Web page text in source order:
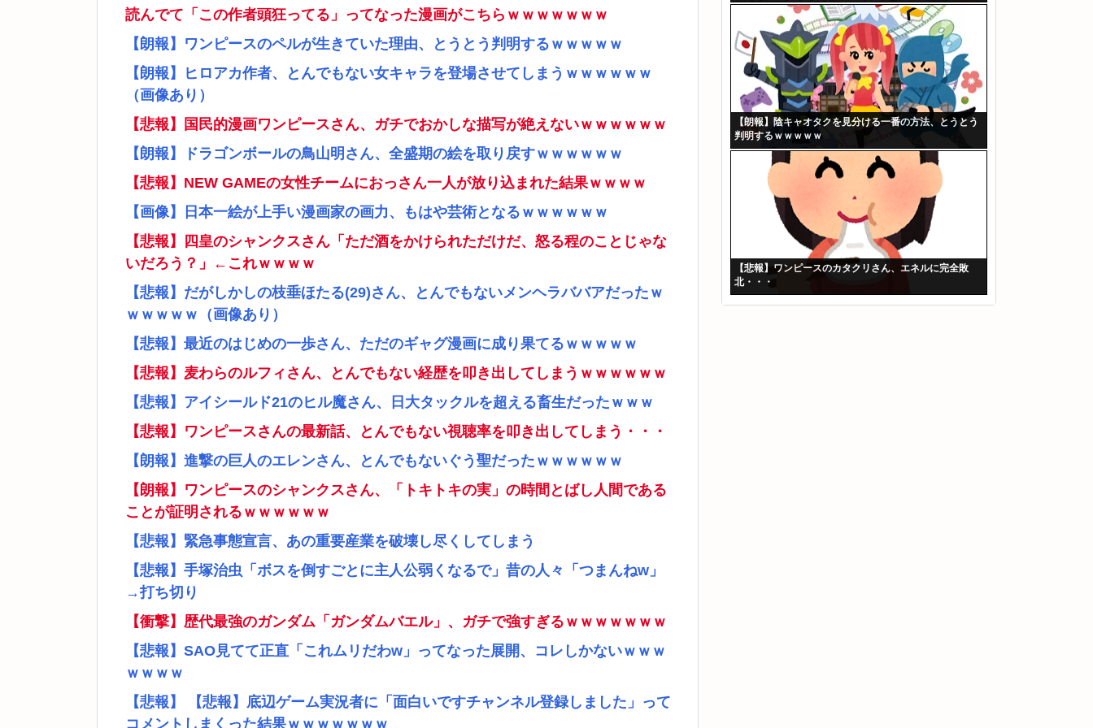
読んでて「この作者頭狂ってる」ってなった漫画がこちらｗｗｗｗｗｗｗ
【朗報】ワンピースのペルが生きていた理由、とうとう判明するｗｗｗｗｗ
【朗報】ヒロアカ作者、とんでもない女キャラを登場させてしまうｗｗｗｗｗｗ
（画像あり）
【悲報】国民的漫画ワンピースさん、ガチでおかしな描写が絶えないｗｗｗｗｗｗ
【朗報】ドラゴンボールの鳥山明さん、全盛期の絵を取り戻すｗｗｗｗｗｗ
【悲報】NEW GAMEの女性チームにおっさん一人が放り込まれた結果ｗｗｗｗ
【画像】日本一絵が上手い漫画家の画力、もはや芸術となるｗｗｗｗｗｗ
【悲報】四皇のシャンクスさん「ただ酒をかけられただけだ、怒る程のことじゃな
いだろう？」←これｗｗｗｗ
【悲報】だがしかしの枝垂ほたる(29)さん、とんでもないメンヘラババアだったｗ
ｗｗｗｗｗ（画像あり）
【悲報】最近のはじめの一歩さん、ただのギャグ漫画に成り果てるｗｗｗｗｗ
【悲報】麦わらのルフィさん、とんでもない経歴を叩き出してしまうｗｗｗｗｗｗ
【悲報】アイシールド21のヒル魔さん、日大タックルを超える畜生だったｗｗｗ
【悲報】ワンピースさんの最新話、とんでもない視聴率を叩き出してしまう・・・
【朗報】進撃の巨人のエレンさん、とんでもないぐう聖だったｗｗｗｗｗｗ
【朗報】ワンピースのシャンクスさん、「トキトキの実」の時間とばし人間である
ことが証明されるｗｗｗｗｗｗ
【悲報】緊急事態宣言、あの重要産業を破壊し尽くしてしまう
【悲報】手塚治虫「ボスを倒すごとに主人公弱くなるで」昔の人々「つまんねw」
→打ち切り
【衝撃】歴代最強のガンダム「ガンダムバエル」、ガチで強すぎるｗｗｗｗｗｗｗ
【悲報】SAO見てて正直「これムリだわw」ってなった展開、コレしかないｗｗｗ
ｗｗｗｗ
【悲報】 【悲報】底辺ゲーム実況者に「面白いですチャンネル登録しました」って
コメントしまくった結果ｗｗｗｗｗｗｗ
【朗報】陰キャオタクを見分ける一番の方法、とうとう
判明するｗｗｗｗｗ
【悲報】ワンピースのカタクリさん、エネルに完全敗
北・・・